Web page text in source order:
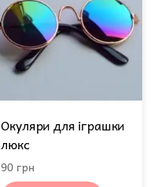
Окуляри для іграшки
люкс
90 грн